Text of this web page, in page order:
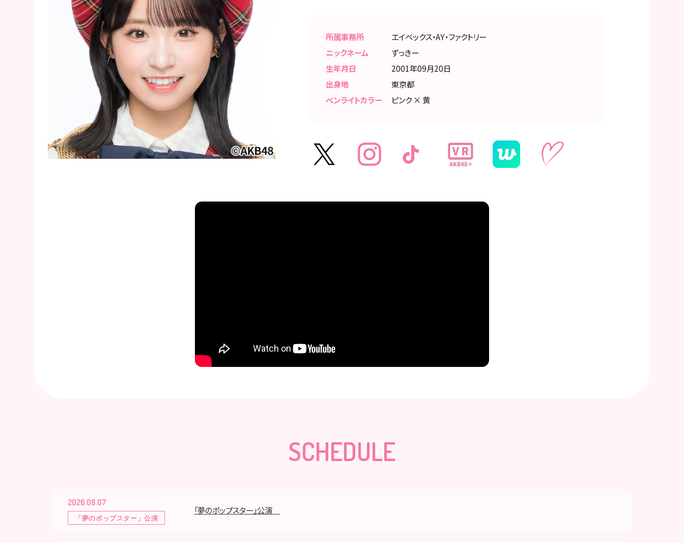
所属事務所
エイベックス・AY・ファクトリー
ニックネーム
ずっきー
生年月日
2001年09月20日
出身地
東京都
ペンライトカラー
ピンク × 黄
SCHEDULE
2026.08.07
「夢のポップスター」公演
「夢のポップスター」公演